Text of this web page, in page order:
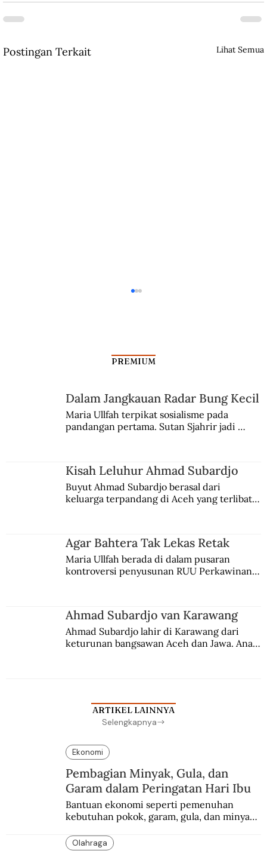
Postingan Terkait Lihat Semua
Soeharto Agen Revolusi Hijau, Mau
PREMIUM
Dalam Jangkauan Radar Bung Kecil
Maria Ullfah terpikat sosialisme pada
pandangan pertama. Sutan Sjahrir jadi
Kisah Leluhur Ahmad Subardjo
Buyut Ahmad Subardjo berasal dari
keluarga terpandang di Aceh yang terlibat
Agar Bahtera Tak Lekas Retak
Maria Ullfah berada di dalam pusaran
kontroversi penyusunan RUU Perkawinan.
Ahmad Subardjo van Karawang
Ahmad Subardjo lahir di Karawang dari
keturunan bangsawan Aceh dan Jawa. Anak
ARTIKEL LAINNYA
Selengkapnya
Ekonomi
Pembagian Minyak, Gula, dan
Garam dalam Peringatan Hari Ibu
Bantuan ekonomi seperti pemenuhan
kebutuhan pokok, garam, gula, dan minyak
peringatan Hari Ibu.
Olahraga